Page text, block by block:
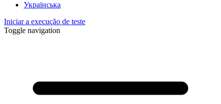
Українська
Iniciar a execução de teste
Toggle navigation